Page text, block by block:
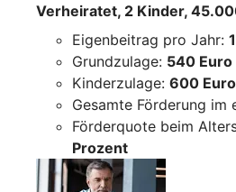
Verheiratet, 2 Kinder,
Eigenbeitrag pro Jahr:
Grundzulage: 540 Euro
Kinderzulage: 600 Euro
Gesamte Förderung im
Förderquote beim
Prozent